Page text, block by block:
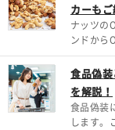
カーも
ナッツの
ンドから
食品偽
を解説！
食品偽装
します